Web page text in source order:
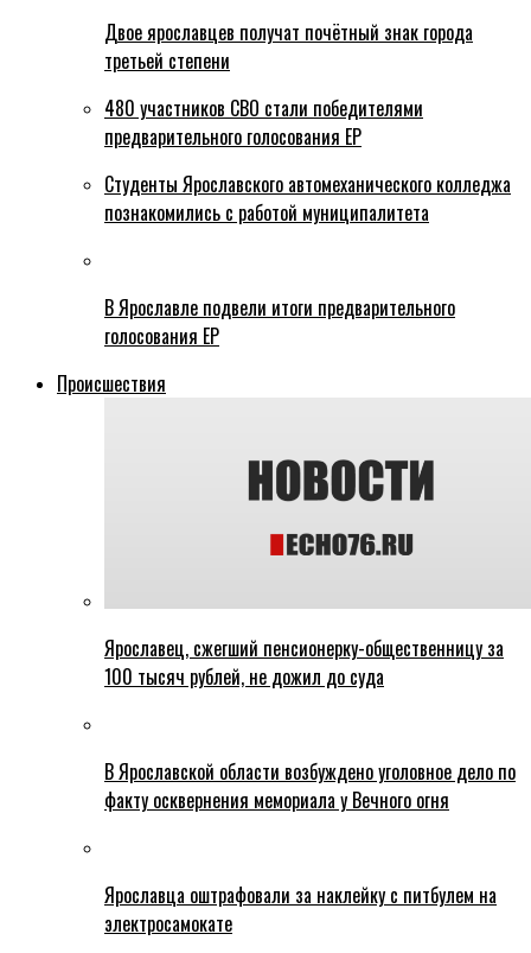
Двое ярославцев получат почётный знак города
третьей степени
480 участников СВО стали победителями
предварительного голосования ЕР
Студенты Ярославского автомеханического колледжа
познакомились с работой муниципалитета
В Ярославле подвели итоги предварительного
голосования ЕР
Происшествия
Ярославец, сжегший пенсионерку-общественницу за
100 тысяч рублей, не дожил до суда
В Ярославской области возбуждено уголовное дело по
факту осквернения мемориала у Вечного огня
Ярославца оштрафовали за наклейку с питбулем на
электросамокате